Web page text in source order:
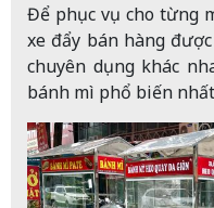
Để phục vụ cho từng
xe đẩy bán hàng
chuyên dụng khác
bánh mì phổ biến